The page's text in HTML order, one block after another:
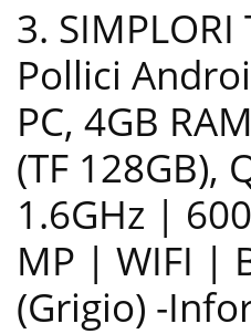
3.
Pollici
PC, 4GB
(TF 128GB),
1.6GHz |
MP | WIFI |
(Grigio) -